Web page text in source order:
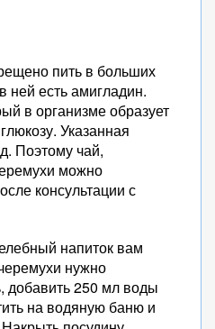
пить в больших
ней есть амигладин.
в организме образует
Указанная
Поэтому чай,
можно
консультации с
напиток вам
нужно
добавить 250 мл воды
на водяную баню и